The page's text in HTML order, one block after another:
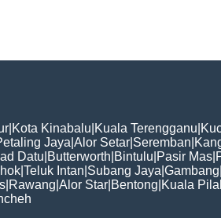
Kota Kinabalu Kuala Terengganu
Jaya Alor Setar Seremban
Datu Butterworth Bintulu Pasir Mas
Teluk Intan Subang Jaya Gambang
Rawang Alor Star Bentong Kuala